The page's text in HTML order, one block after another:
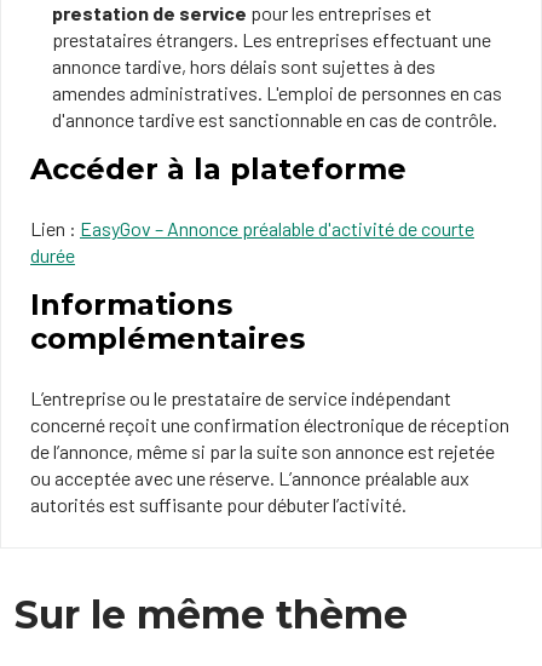
prestation de service pour les entreprises et
prestataires étrangers. Les entreprises effectuant une
annonce tardive, hors délais sont sujettes à des
amendes administratives. L'emploi de personnes en cas
d'annonce tardive est sanctionnable en cas de contrôle.
Accéder à la plateforme
Lien : EasyGov – Annonce préalable d'activité de courte
durée
Informations
complémentaires
L’entreprise ou le prestataire de service indépendant
concerné reçoit une confirmation électronique de réception
de l’annonce, même si par la suite son annonce est rejetée
ou acceptée avec une réserve. L’annonce préalable aux
autorités est suffisante pour débuter l’activité.
Sur le même thème